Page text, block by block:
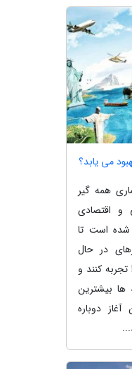
می یابد؟
همه گیر
و اقتصادی
است تا
در حال
کنند و
ها بیشترین
دوباره